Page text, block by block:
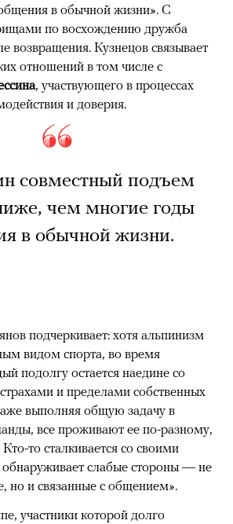
в обычной жизни». С
по восхождению дружба
возвращения. Кузнецов связывает
отношений в том числе с
, участвующего в процессах
и доверия.
совместный подъем
чем многие годы
в обычной жизни.
подчеркивает: хотя альпинизм
видом спорта, во время
подолгу остается наедине со
и пределами собственных
выполняя общую задачу в
все проживают ее по-разному,
то сталкивается со своими
обнаруживает слабые стороны — не
но и связанные с общением».
участники которой долго